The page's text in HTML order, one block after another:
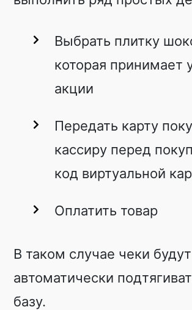
Выбрать плитку
которая принимает
акции
Передать карту
кассиру перед
код виртуальной
Оплатить товар
В таком случае чеки будут
автоматически
базу.